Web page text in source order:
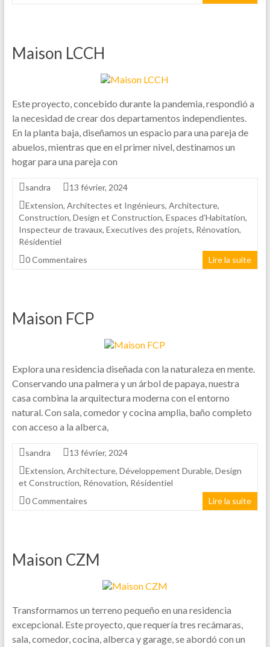
Maison LCCH
Este proyecto, concebido durante la pandemia, respondió a
la necesidad de crear dos departamentos independientes.
En la planta baja, diseñamos un espacio para una pareja de
abuelos, mientras que en el primer nivel, destinamos un
hogar para una pareja con
sandra
13 février, 2024
Extension, Architectes et Ingénieurs, Architecture,
Construction, Design et Construction, Espaces d'Habitation,
Inspecteur de travaux, Executives des projets, Rénovation,
Résidentiel
0 Commentaires
Lire la suite
Maison FCP
Explora una residencia diseñada con la naturaleza en mente.
Conservando una palmera y un árbol de papaya, nuestra
casa combina la arquitectura moderna con el entorno
natural. Con sala, comedor y cocina amplia, baño completo
con acceso a la alberca,
sandra
13 février, 2024
Extension, Architecture, Développement Durable, Design
et Construction, Rénovation, Résidentiel
0 Commentaires
Lire la suite
Maison CZM
Transformamos un terreno pequeño en una residencia
excepcional. Este proyecto, que requería tres recámaras,
sala, comedor, cocina, alberca y garage, se abordó con un